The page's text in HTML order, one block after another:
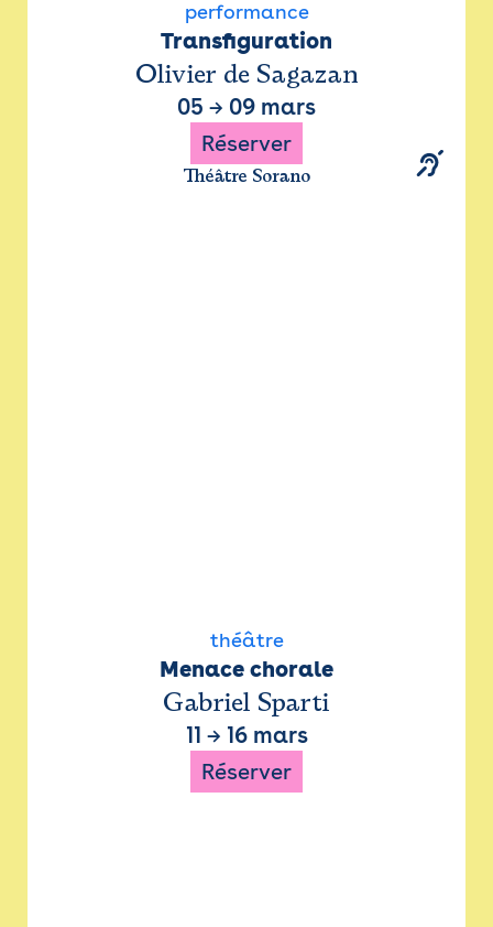
performance
Transfiguration
Olivier de Sagazan
05 → 09 mars
Réserver
Théâtre Sorano
théâtre
Menace chorale
Gabriel Sparti
11 → 16 mars
Réserver